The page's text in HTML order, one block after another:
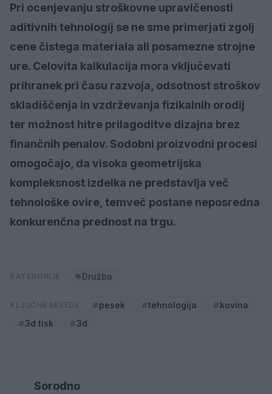
Pri ocenjevanju stroškovne upravičenosti
aditivnih tehnologij se ne sme primerjati zgolj
cene čistega materiala ali posamezne strojne
ure. Celovita kalkulacija mora vključevati
prihranek pri času razvoja, odsotnost stroškov
skladiščenja in vzdrževanja fizikalnih orodij
ter možnost hitre prilagoditve dizajna brez
finančnih penalov. Sodobni proizvodni procesi
omogočajo, da visoka geometrijska
kompleksnost izdelka ne predstavlja več
tehnološke ovire, temveč postane neposredna
konkurenčna prednost na trgu.
Družba
pesek tehnologija
kovina
3d tisk
3d
Sorodno